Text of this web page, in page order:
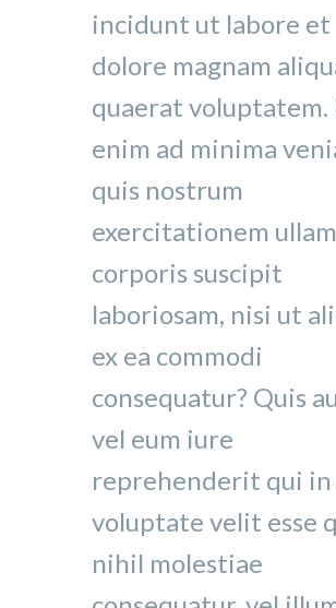
incidunt ut labore et
dolore magnam
quaerat voluptatem.
enim ad minima
quis nostrum
exercitationem ullam
corporis suscipit
laboriosam, nisi ut
ex ea commodi
consequatur? Quis
vel eum iure
reprehenderit qui in
voluptate velit esse
nihil molestiae